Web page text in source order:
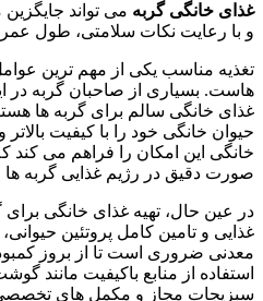
غذای خانگی گربه می‌ تواند
و با رعایت نکات سلامتی، طول
تغذیه مناسب یکی از مهم‌ ترین
هاست. بسیاری از صاحبان گربه در
غذای خانگی سالم برای گربه‌ ها هستند
حیوان خانگی خود را با کیفیت
خانگی این امکان را فراهم می‌ کند
صورت دقیق در رژیم غذایی گربه‌ ها
در عین حال، تهیه غذای خانگی برای
غذایی و تامین کامل پروتئین حیوانی،
معدنی ضروری است تا از بروز
استفاده از منابع باکیفیت مانند
سبزیجات مجاز و مکمل‌ های